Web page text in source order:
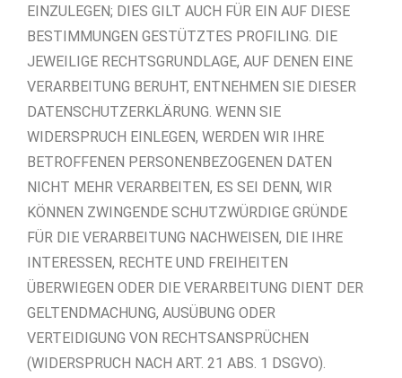
EINZULEGEN; DIES GILT AUCH FÜR EIN AUF DIESE
BESTIMMUNGEN GESTÜTZTES PROFILING. DIE
JEWEILIGE RECHTSGRUNDLAGE, AUF DENEN EINE
VERARBEITUNG BERUHT, ENTNEHMEN SIE DIESER
DATENSCHUTZERKLÄRUNG. WENN SIE
WIDERSPRUCH EINLEGEN, WERDEN WIR IHRE
BETROFFENEN PERSONENBEZOGENEN DATEN
NICHT MEHR VERARBEITEN, ES SEI DENN, WIR
KÖNNEN ZWINGENDE SCHUTZWÜRDIGE GRÜNDE
FÜR DIE VERARBEITUNG NACHWEISEN, DIE IHRE
INTERESSEN, RECHTE UND FREIHEITEN
ÜBERWIEGEN ODER DIE VERARBEITUNG DIENT DER
GELTENDMACHUNG, AUSÜBUNG ODER
VERTEIDIGUNG VON RECHTSANSPRÜCHEN
(WIDERSPRUCH NACH ART. 21 ABS. 1 DSGVO).